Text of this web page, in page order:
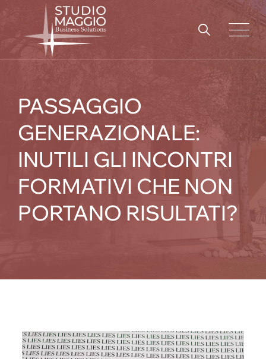
content
PASSAGGIO
GENERAZIONALE:
INUTILI GLI INCONTRI
FORMATIVI CHE NON
PORTANO RISULTATI?